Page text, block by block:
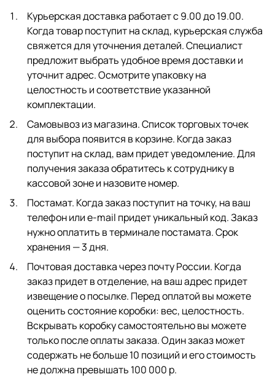
Курьерская доставка работает с 9.00 до 19.00.
Когда товар поступит на склад, курьерская служба
свяжется для уточнения деталей. Специалист
предложит выбрать удобное время доставки и
уточнит адрес. Осмотрите упаковку на
целостность и соответствие указанной
комплектации.
Самовывоз из магазина. Список торговых точек
для выбора появится в корзине. Когда заказ
поступит на склад, вам придет уведомление. Для
получения заказа обратитесь к сотруднику в
кассовой зоне и назовите номер.
Постамат. Когда заказ поступит на точку, на ваш
телефон или e-mail придет уникальный код. Заказ
нужно оплатить в терминале постамата. Срок
хранения — 3 дня.
Почтовая доставка через почту России. Когда
заказ придет в отделение, на ваш адрес придет
извещение о посылке. Перед оплатой вы можете
оценить состояние коробки: вес, целостность.
Вскрывать коробку самостоятельно вы можете
только после оплаты заказа. Один заказ может
содержать не больше 10 позиций и его стоимость
не должна превышать 100 000 р.